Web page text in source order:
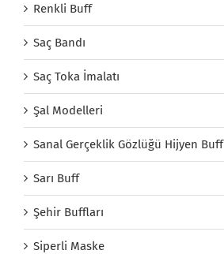
Renkli Buff
Saç Bandı
Saç Toka İmalatı
Şal Modelleri
Sanal Gerçeklik Gözlüğü Hijyen Buff
Sarı Buff
Şehir Buffları
Siperli Maske